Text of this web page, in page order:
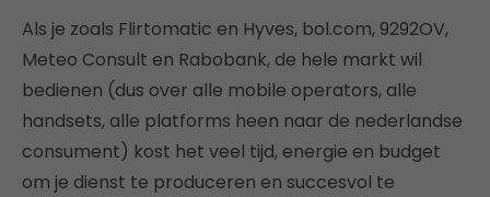
Als je zoals Flirtomatic en Hyves, bol.com, 9292OV,
Meteo Consult en Rabobank, de hele markt wil
bedienen (dus over alle mobile operators, alle
handsets, alle platforms heen naar de nederlandse
consument) kost het veel tijd, energie en budget
om je dienst te produceren en succesvol te